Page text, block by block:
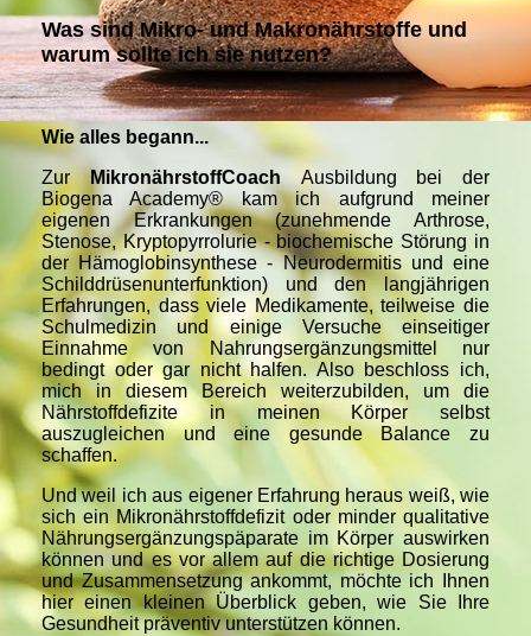
Was sind Mikro- und Makronährstoffe und
warum sollte ich sie nutzen?
Wie alles begann...
ZurMikronährstoffCoach Ausbildung bei der
Biogena Academy® kam ich aufgrund meiner
eigenen Erkrankungen (zunehmende Arthrose,
Stenose, Kryptopyrrolurie - biochemische Störung in
der Hämoglobinsynthese - Neurodermitis und eine
Schilddrüsenunterfunktion) und den langjährigen
Erfahrungen, dass viele Medikamente, teilweise die
Schulmedizin und einige Versuche einseitiger
Einnahme von Nahrungsergänzungsmittel nur
bedingt oder gar nicht halfen. Also beschloss ich,
mich in diesem Bereich weiterzubilden, um die
Nährstoffdefizite in meinen Körper selbst
auszugleichen und eine gesunde Balance zu
schaffen.
Und weil ich aus eigener Erfahrung heraus weiß, wie
sich ein Mikronährstoffdefizit oder minder qualitative
Nährungsergänzungspäparate im Körper auswirken
können und es vor allem auf die richtige Dosierung
und Zusammensetzung ankommt, möchte ich Ihnen
hier einen kleinen Überblick geben, wie Sie Ihre
Gesundheit präventiv unterstützen können.